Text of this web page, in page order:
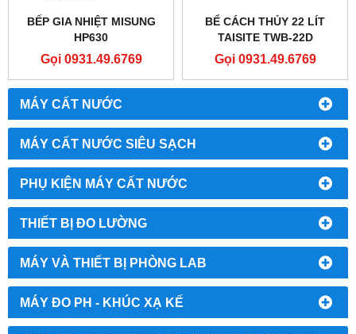
MÁY CẤT NƯỚC
MÁY CẤT NƯỚC SIÊU SẠCH
PHỤ KIỆN MÁY CẤT NƯỚC
THIẾT BỊ ĐO LƯỜNG
MÁY VÀ THIẾT BỊ PHÒNG LAB
MÁY ĐO PH - KHÚC XẠ KẾ
BẾP GIA NHIỆT MISUNG
HP630
Gọi 0931.49.6769
BỂ CÁCH THỦY 22 LÍT
TAISITE TWB-22D
Gọi 0931.49.6769